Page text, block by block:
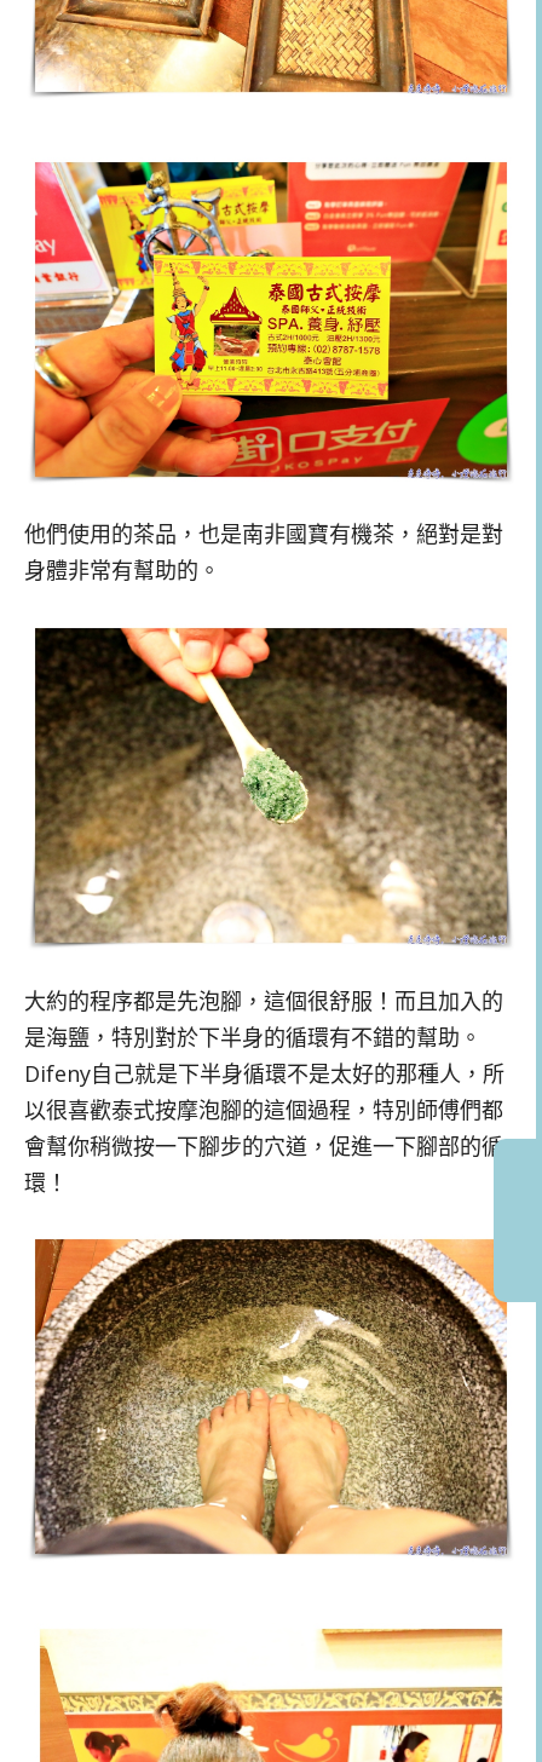
他們使用的茶品，也是南非國寶有機茶，絕對是對
身體非常有幫助的。
大約的程序都是先泡腳，這個很舒服！而且加入的
是海鹽，特別對於下半身的循環有不錯的幫助。
Difeny自己就是下半身循環不是太好的那種人，所
以很喜歡泰式按摩泡腳的這個過程，特別師傅們都
會幫你稍微按一下腳步的穴道，促進一下腳部的循
環！